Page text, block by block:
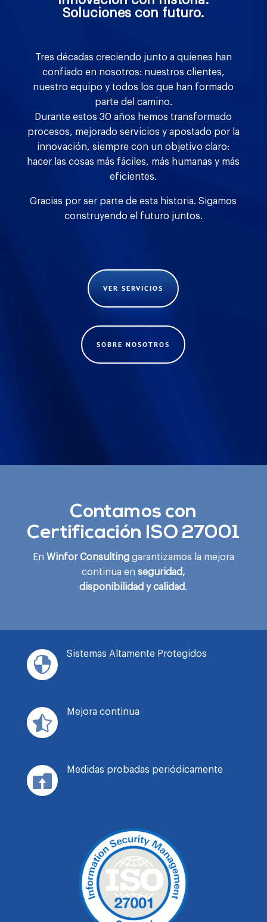
Soluciones con futuro.
Tres décadas creciendo junto a quienes han
confiado en nosotros: nuestros clientes,
nuestro equipo y todos los que han formado
parte del camino.
Durante estos 30 años hemos transformado
procesos, mejorado servicios y apostado por la
innovación, siempre con un objetivo claro:
hacer las cosas más fáciles, más humanas y más
eficientes.
Gracias por ser parte de esta historia. Sigamos
construyendo el futuro juntos.
VER SERVICIOS
SOBRE NOSOTROS
Contamos con
Certificación ISO 27001
En Winfor Consultinggarantizamos la mejora
continua en seguridad,
disponibilidad y calidad.

Sistemas Altamente Protegidos

Mejora continua

Medidas probadas periódicamente